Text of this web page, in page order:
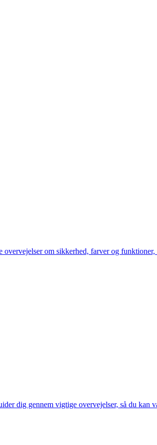
om sikkerhed, farver og
dig gennem vigtige overvejelser, så du